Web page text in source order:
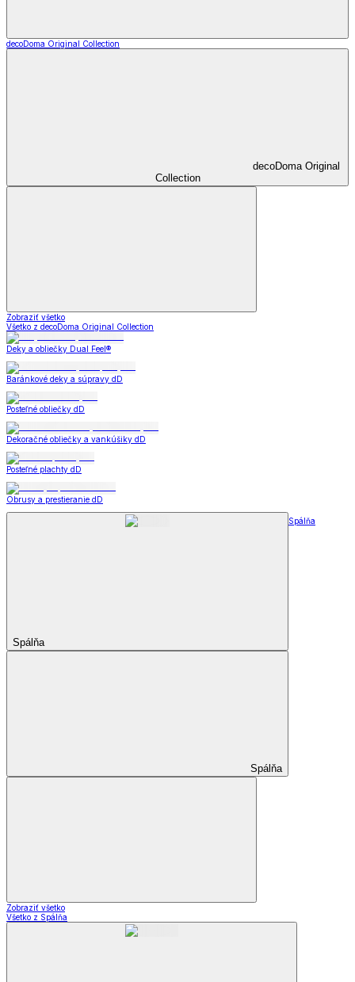
decoDoma Original Collection
decoDoma Original
Collection
Zobraziť všetko
Všetko z decoDoma Original Collection
Deky a obliečky Dual Feel®
Baránkové deky a súpravy dD
Posteľné obliečky dD
Dekoračné obliečky a vankúšiky dD
Posteľné plachty dD
Obrusy a prestieranie dD
Spálňa
Spálňa
Spálňa
Zobraziť všetko
Všetko z Spálňa